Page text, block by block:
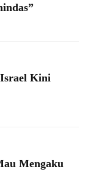
Kini
Mengaku